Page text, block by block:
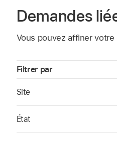
Demandes
Vous pouvez affiner
Filtrer par
Site
État